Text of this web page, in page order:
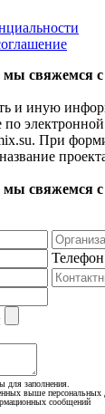
мы свяжемся
и иную
При
мы свяжемся
Телефон
для заполнения.
выше персональных
сообщений